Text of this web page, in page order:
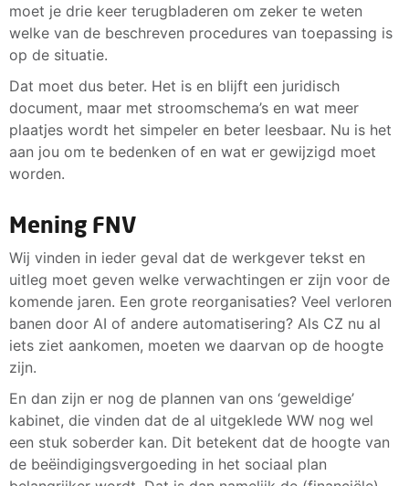
moet je drie keer terugbladeren om zeker te weten
welke van de beschreven procedures van toepassing is
op de situatie.
Dat moet dus beter. Het is en blijft een juridisch
document, maar met stroomschema’s en wat meer
plaatjes wordt het simpeler en beter leesbaar. Nu is het
aan jou om te bedenken of en wat er gewijzigd moet
worden.
Mening FNV
Wij vinden in ieder geval dat de werkgever tekst en
uitleg moet geven welke verwachtingen er zijn voor de
komende jaren. Een grote reorganisaties? Veel verloren
banen door AI of andere automatisering? Als CZ nu al
iets ziet aankomen, moeten we daarvan op de hoogte
zijn.
En dan zijn er nog de plannen van ons ‘geweldige’
kabinet, die vinden dat de al uitgeklede WW nog wel
een stuk soberder kan. Dit betekent dat de hoogte van
de beëindigingsvergoeding in het sociaal plan